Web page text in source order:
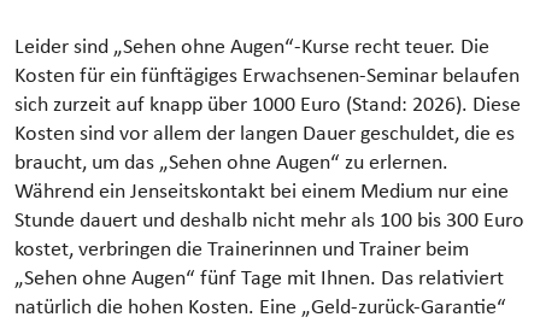
Leider sind „Sehen ohne Augen“-Kurse recht teuer. Die
Kosten für ein fünftägiges Erwachsenen-Seminar belaufen
sich zurzeit auf knapp über 1000 Euro (Stand: 2026). Diese
Kosten sind vor allem der langen Dauer geschuldet, die es
braucht, um das „Sehen ohne Augen“ zu erlernen.
Während ein Jenseitskontakt bei einem Medium nur eine
Stunde dauert und deshalb nicht mehr als 100 bis 300 Euro
kostet, verbringen die Trainerinnen und Trainer beim
„Sehen ohne Augen“ fünf Tage mit Ihnen. Das relativiert
natürlich die hohen Kosten. Eine „Geld-zurück-Garantie“